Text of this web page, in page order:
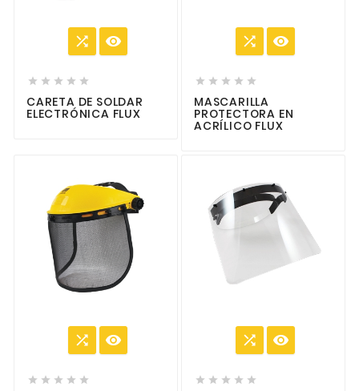
 
    
CARETA DE SOLDAR
ELECTRÓNICA FLUX
 
    
MASCARILLA
PROTECTORA EN
ACRÍLICO FLUX
 
    
 
    